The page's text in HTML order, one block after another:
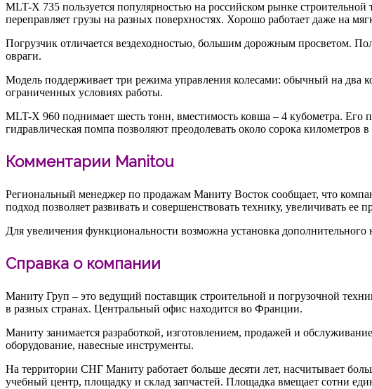
MLT-X 735 пользуется популярностью на российском рынке
переправляет грузы на разных поверхностях. Хорошо работает даже на
Погрузчик отличается вездеходностью, большим дорожным просветом.
овраги.
Модель поддерживает три режима управления колесами: обычный на два
ограниченных условиях работы.
MLT-X 960 поднимает шесть тонн, вместимость ковша – 4 кубометра.
гидравлическая помпа позволяют преодолевать около сорока километров
Комментарии Manitou
Региональный менеджер по продажам Маниту Восток сообщает, что
подход позволяет развивать и совершенствовать технику, увеличивать ее
Для увеличения функциональности возможна установка дополнительного
Справка о компании
Маниту Груп – это ведущий поставщик строительной и погрузочной
в разных странах. Центральный офис находится во Франции.
Маниту занимается разработкой, изготовлением, продажей и
оборудование, навесные инструменты.
На территории СНГ Маниту работает больше десяти лет, насчитывает
учебный центр, площадку и склад запчастей. Площадка вмещает сотни